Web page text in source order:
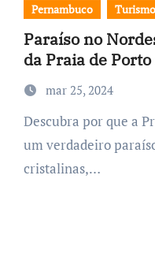
Pernambuco Turismo
Paraíso no
da Praia de
mar 25, 2024
Descubra por que a Praia de Porto de Galinhas é
um verdadeiro
cristalinas,…